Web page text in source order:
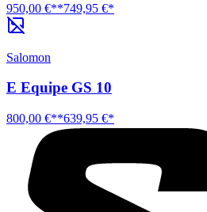
950,00 €**749,95 €*
Salomon
E Equipe GS 10
800,00 €**639,95 €*